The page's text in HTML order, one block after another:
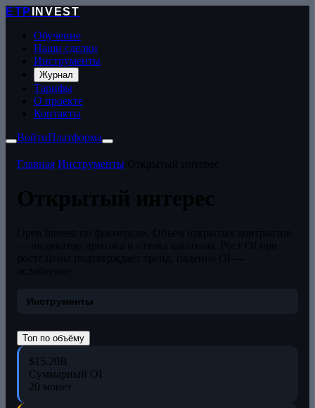
ETP
INVEST
Обучение
Наши сделки
Инструменты
Журнал
Тарифы
О проекте
Контакты
ВойтиПлатформа
Главная Инструменты
Инструменты
Топ по объёму
$15.20B
Суммарный OI
20 монет